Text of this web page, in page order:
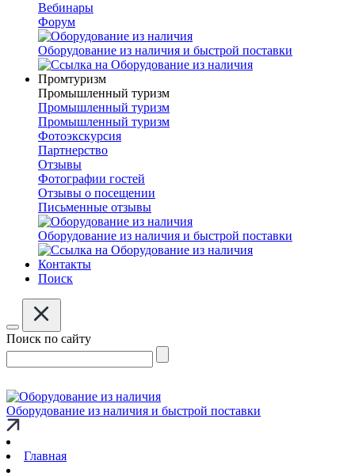
Вебинары
Форум
Оборудование из наличия и быстрой поставки
Промтуризм
Промышленный туризм
Промышленный туризм
Промышленный туризм
Фотоэкскурсия
Партнерство
Отзывы
Фотографии гостей
Отзывы о посещении
Письменные отзывы
Оборудование из наличия и быстрой поставки
Контакты
Поиск
Поиск по сайту
Оборудование из наличия и быстрой поставки
Главная